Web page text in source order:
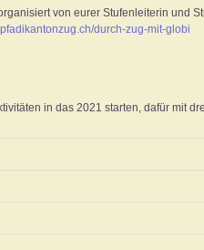
von eurer Stufenleiterin und
durch-zug-mit-globi
in das 2021 starten, dafür mit